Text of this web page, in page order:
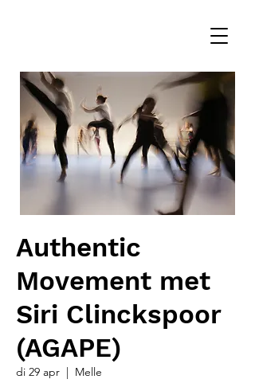
Authentic
Movement met
Siri Clinckspoor
(AGAPE)
di 29 apr
  |
Melle